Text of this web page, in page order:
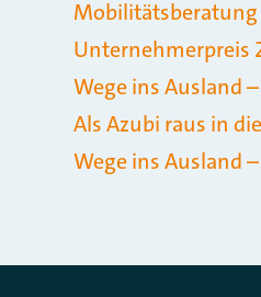
Mobilitätsberatung
Unternehmerpreis
Wege ins Ausland
Als Azubi raus in
Wege ins Ausland